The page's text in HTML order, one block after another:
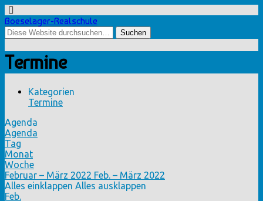
Boeselager-Realschule
Termine
Kategorien
Termine
Agenda
Agenda
Tag
Monat
Woche
Februar – März 2022 Feb. – März 2022
Alles einklappen Alles ausklappen
Feb.